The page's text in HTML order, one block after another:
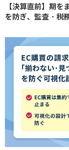
【決算直前】期
を防ぎ、監査・税